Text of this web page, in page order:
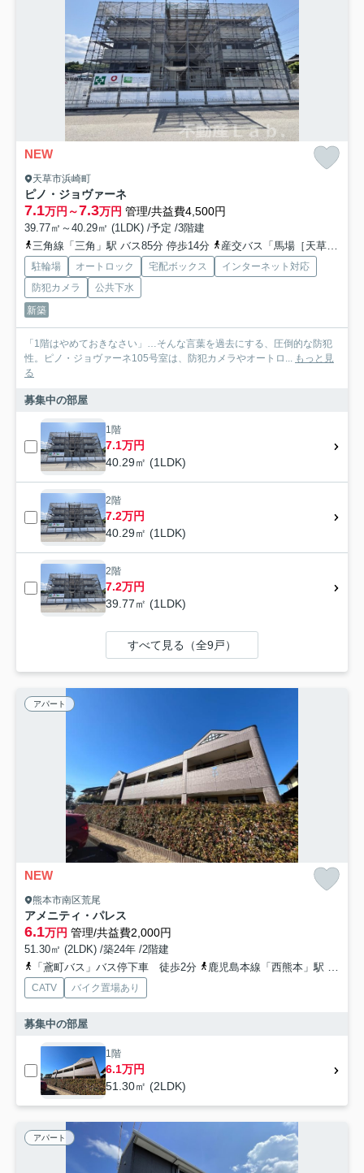
NEW
天草市浜崎町
ピノ・ジョヴァーネ
7.1万円～7.3万円 管理/共益費4,500円
39.77㎡～40.29㎡ (1LDK) /予定 /3階建
三角線「三角」駅 バス85分 停歩14分
産交バス「馬場［天草］」バス停下車 徒歩2分
駐輪場 オートロック 宅配ボックス
インターネット対応
防犯カメラ
公共下水
新築
「1階はやめておきなさい」…そんな言葉を過去にする、圧倒的な防犯
性。ピノ・ジョヴァーネ105号室は、防犯カメラやオートロ... もっと見
る
募集中の部屋
1階
7.1万円
40.29㎡ (1LDK)
2階
7.2万円
40.29㎡ (1LDK)
2階
7.2万円
39.77㎡ (1LDK)
すべて見る（全9戸）
アパート
NEW
熊本市南区荒尾
アメニティ・パレス
6.1万円 管理/共益費2,000円
51.30㎡ (2LDK) /築24年 /2階建
「鳶町バス」バス停下車 徒歩2分
鹿児島本線「西熊本」駅 徒歩11分
CATV バイク置場あり
募集中の部屋
1階
6.1万円
51.30㎡ (2LDK)
アパート